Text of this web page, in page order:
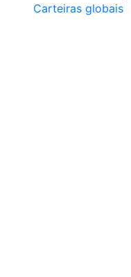
Carteiras globais